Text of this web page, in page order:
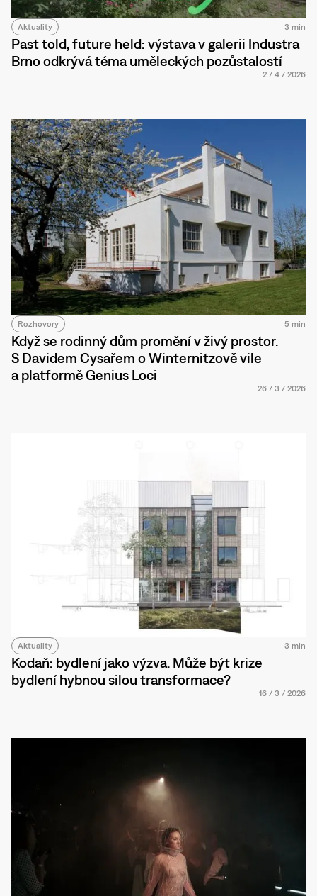
Aktuality 3 min
Past told, future held: výstava v galerii Industra
Brno odkrývá téma uměleckých pozůstalostí
2 / 4 / 2026
Rozhovory 5 min
Když se rodinný dům promění v živý prostor.
S Davidem Cysařem o Winternitzově vile
a platformě Genius Loci
26 / 3 / 2026
Aktuality 3 min
Kodaň: bydlení jako výzva. Může být krize
bydlení hybnou silou transformace?
16 / 3 / 2026